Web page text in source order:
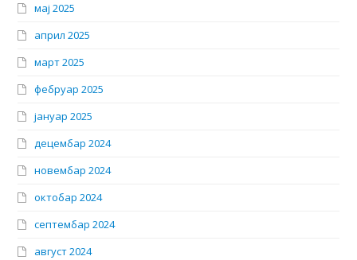
мај 2025
април 2025
март 2025
фебруар 2025
јануар 2025
децембар 2024
новембар 2024
октобар 2024
септембар 2024
август 2024